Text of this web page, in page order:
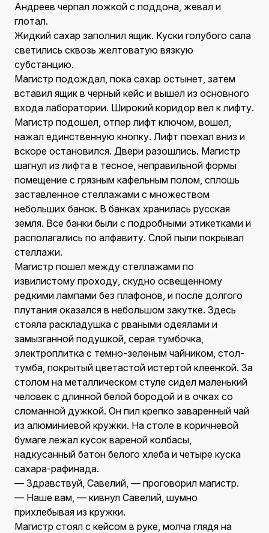
Андреев черпал ложкой с поддона, жевал и
глотал.
Жидкий сахар заполнил ящик. Куски голубого сала
светились сквозь желтоватую вязкую
субстанцию.
Магистр подождал, пока сахар остынет, затем
вставил ящик в черный кейс и вышел из основного
входа лаборатории. Широкий коридор вел к лифту.
Магистр подошел, отпер лифт ключом, вошел,
нажал единственную кнопку. Лифт поехал вниз и
вскоре остановился. Двери разошлись. Магистр
шагнул из лифта в тесное, неправильной формы
помещение с грязным кафельным полом, сплошь
заставленное стеллажами с множеством
небольших банок. В банках хранилась русская
земля. Все банки были с подробными этикетками и
располагались по алфавиту. Слой пыли покрывал
стеллажи.
Магистр пошел между стеллажами по
извилистому проходу, скудно освещенному
редкими лампами без плафонов, и после долгого
плутания оказался в небольшом закутке. Здесь
стояла раскладушка с рваными одеялами и
замызганной подушкой, серая тумбочка,
электроплитка с темно-зеленым чайником, стол-
тумба, покрытый цветастой истертой клеенкой. За
столом на металлическом стуле сидел маленький
человек с длинной белой бородой и в очках со
сломанной дужкой. Он пил крепко заваренный чай
из алюминиевой кружки. На столе в коричневой
бумаге лежал кусок вареной колбасы,
надкусанный батон белого хлеба и четыре куска
сахара-рафинада.
— Здравствуй, Савелий, — проговорил магистр.
— Наше вам, — кивнул Савелий, шумно
прихлебывая из кружки.
Магистр стоял с кейсом в руке, молча глядя на